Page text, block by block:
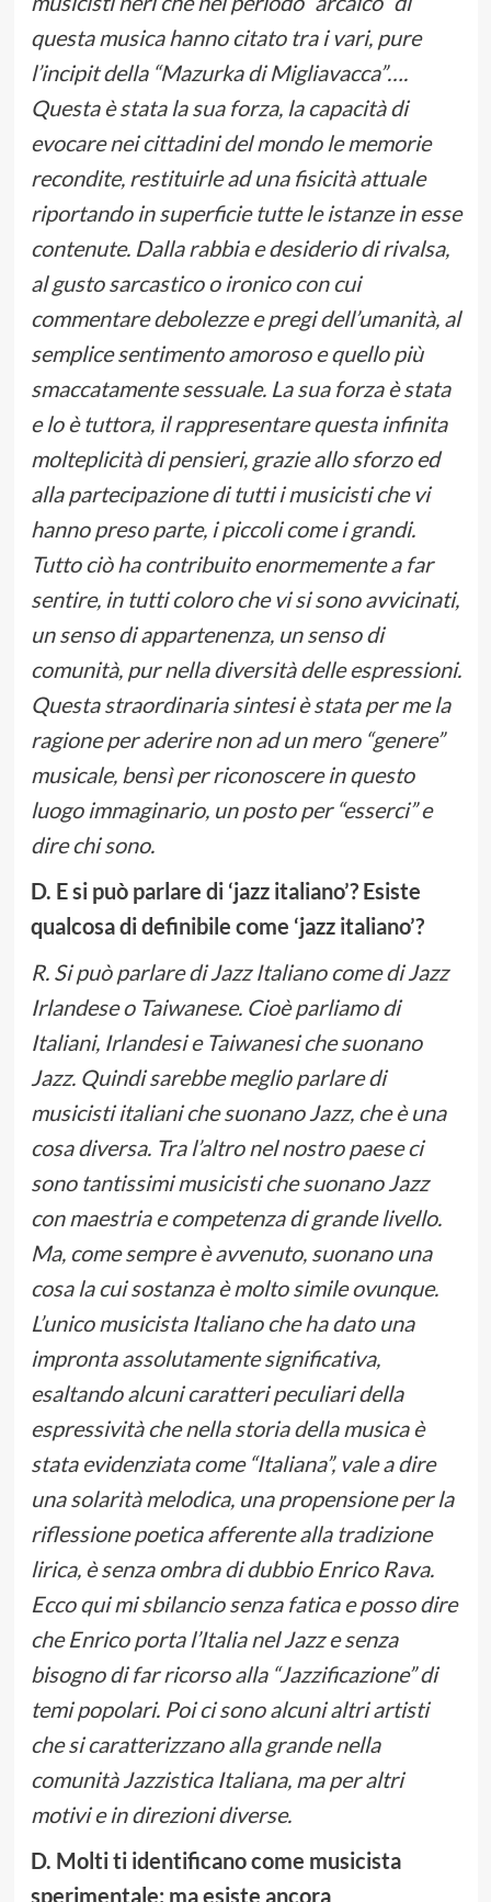
questa musica hanno citato tra i vari, pure
l’incipit della “Mazurka di Migliavacca”….
Questa è stata la sua forza, la capacità di
evocare nei cittadini del mondo le memorie
recondite, restituirle ad una fisicità attuale
riportando in superficie tutte le istanze in esse
contenute. Dalla rabbia e desiderio di rivalsa,
al gusto sarcastico o ironico con cui
commentare debolezze e pregi dell’umanità, al
semplice sentimento amoroso e quello più
smaccatamente sessuale. La sua forza è stata
e lo è tuttora, il rappresentare questa infinita
molteplicità di pensieri, grazie allo sforzo ed
alla partecipazione di tutti i musicisti che vi
hanno preso parte, i piccoli come i grandi.
Tutto ciò ha contribuito enormemente a far
sentire, in tutti coloro che vi si sono avvicinati,
un senso di appartenenza, un senso di
comunità, pur nella diversità delle espressioni.
Questa straordinaria sintesi è stata per me la
ragione per aderire non ad un mero “genere”
musicale, bensì per riconoscere in questo
luogo immaginario, un posto per “esserci” e
dire chi sono.
D. E si può parlare di ‘jazz italiano’? Esiste
qualcosa di definibile come ‘jazz italiano’?
R. Si può parlare di Jazz Italiano come di Jazz
Irlandese o Taiwanese. Cioè parliamo di
Italiani, Irlandesi e Taiwanesi che suonano
Jazz. Quindi sarebbe meglio parlare di
musicisti italiani che suonano Jazz, che è una
cosa diversa. Tra l’altro nel nostro paese ci
sono tantissimi musicisti che suonano Jazz
con maestria e competenza di grande livello.
Ma, come sempre è avvenuto, suonano una
cosa la cui sostanza è molto simile ovunque.
L’unico musicista Italiano che ha dato una
impronta assolutamente significativa,
esaltando alcuni caratteri peculiari della
espressività che nella storia della musica è
stata evidenziata come “Italiana”, vale a dire
una solarità melodica, una propensione per la
riflessione poetica afferente alla tradizione
lirica, è senza ombra di dubbio Enrico Rava.
Ecco qui mi sbilancio senza fatica e posso dire
che Enrico porta l’Italia nel Jazz e senza
bisogno di far ricorso alla “Jazzificazione” di
temi popolari. Poi ci sono alcuni altri artisti
che si caratterizzano alla grande nella
comunità Jazzistica Italiana, ma per altri
motivi e in direzioni diverse.
D. Molti ti identificano come musicista
sperimentale: ma esiste ancora